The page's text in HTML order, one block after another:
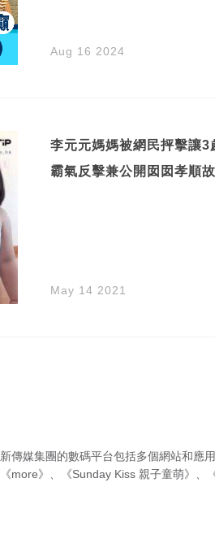
Aug 16 2024
李元元媽媽被網民抨擊讓
霸氣反擊兼公開囡囡孝順
May 14 2021
新傳媒集團的數碼平台包括多個網站和應
《more》 、 《Sunday Kiss 親子童萌》 、